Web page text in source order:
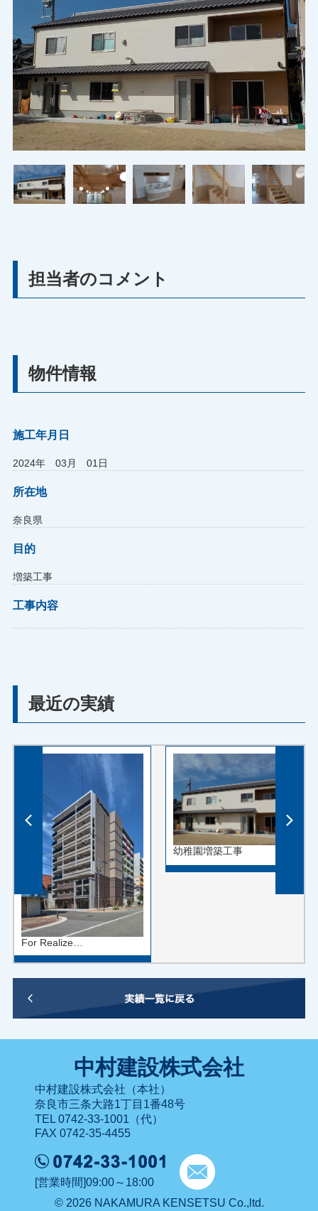
担当者のコメント
物件情報
施工年月日
2024年 03月 01日
所在地
奈良県
目的
増築工事
工事内容
最近の実績
For Realize…
幼稚園増築工事
中村建設株式会社
中村建設株式会社（本社）
奈良市三条大路1丁目1番48号
TEL 0742-33-1001（代）
FAX 0742-35-4455
[営業時間]09:00～18:00
© 2026 NAKAMURA KENSETSU Co.,ltd.